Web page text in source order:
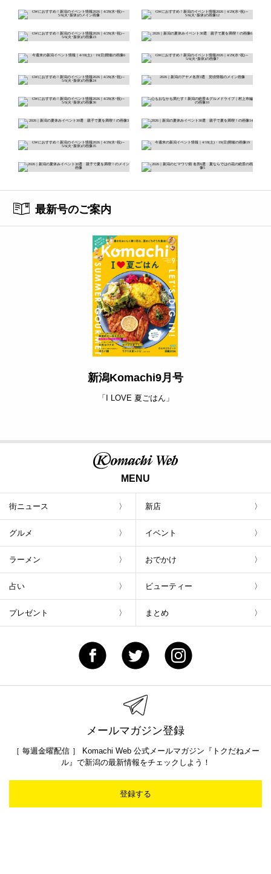
最新号のご案内
新潟Komachi9月号
「I LOVE 夏ごはん」
MENU
街ニュース 新店
グルメ イベント
ラーメン おでかけ
占い ビューティー
プレゼント まとめ
メールマガジン登録
［ 毎週金曜配信 ］ Komachi Web 公式メールマガジン『トクだねメー
ル』で新潟の最新情報をチェックしよう！
登録する